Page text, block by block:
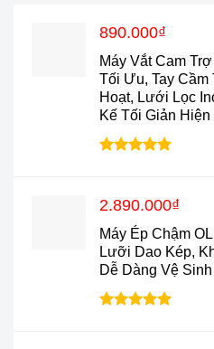
Máy Vắt Cam
Tối Ưu, Tay
Hoạt, Lưới Lọc
Kế Tối Giản
Giá
là:
1.285.000₫.
890.000₫
Giá
tại
là:
890.000₫.
Máy Ép Chậm
Lưỡi Dao Kép,
Dễ Dàng Vệ Sinh
Giá
là:
3.850.000₫.
2.890.000₫
Giá
tại
là:
2.890.000₫.